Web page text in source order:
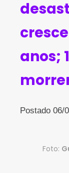
anos;
Postado 06/
Foto: